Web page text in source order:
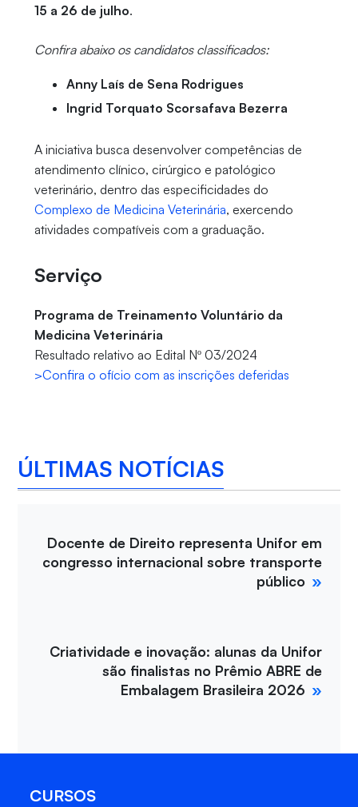
15 a 26 de julho.
Confira abaixo os candidatos classificados:
Anny Laís de Sena Rodrigues
Ingrid Torquato Scorsafava Bezerra
A iniciativa busca desenvolver competências de
atendimento clínico, cirúrgico e patológico
veterinário, dentro das especificidades do
Complexo de Medicina Veterinária, exercendo
atividades compatíveis com a graduação.
Serviço
Programa de Treinamento Voluntário da
Medicina Veterinária
Resultado relativo ao Edital Nº 03/2024
>Confira o ofício com as inscrições deferidas
ÚLTIMAS NOTÍCIAS
Docente de Direito representa Unifor em
congresso internacional sobre transporte
público
Criatividade e inovação: alunas da Unifor
são finalistas no Prêmio ABRE de
Embalagem Brasileira 2026
CURSOS